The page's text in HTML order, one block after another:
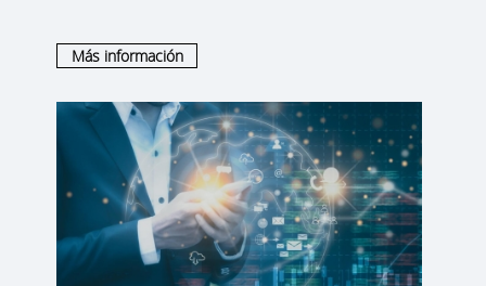
Más información